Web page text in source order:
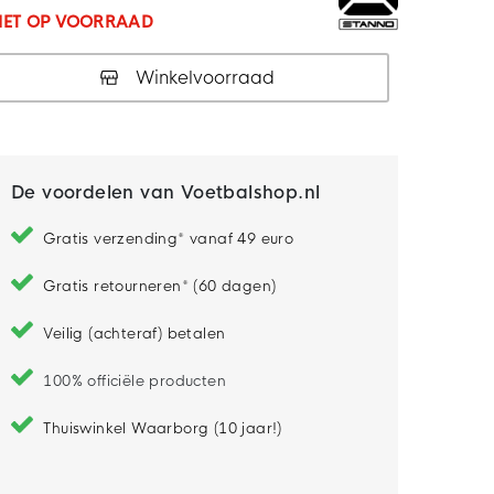
OP VOORRAAD
Winkelvoorraad
De voordelen van Voetbalshop.nl
Gratis verzending* vanaf 49 euro
Gratis retourneren* (60 dagen)
Veilig (achteraf) betalen
100% officiële producten
Thuiswinkel Waarborg (10 jaar!)